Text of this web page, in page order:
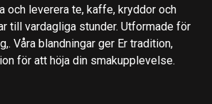
och leverera te, kaffe, kryddor och
till vardagliga stunder. Utformade för
Våra blandningar ger Er tradition,
för att höja din smakupplevelse.